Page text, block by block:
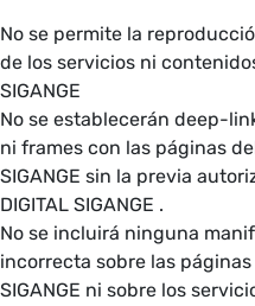
No se permite la
de los servicios ni
SIGANGE
No se establecerán deep-
ni frames con las páginas
SIGANGE sin la previa
DIGITAL SIGANGE .
No se incluirá ninguna
incorrecta sobre las páginas
SIGANGE ni sobre los